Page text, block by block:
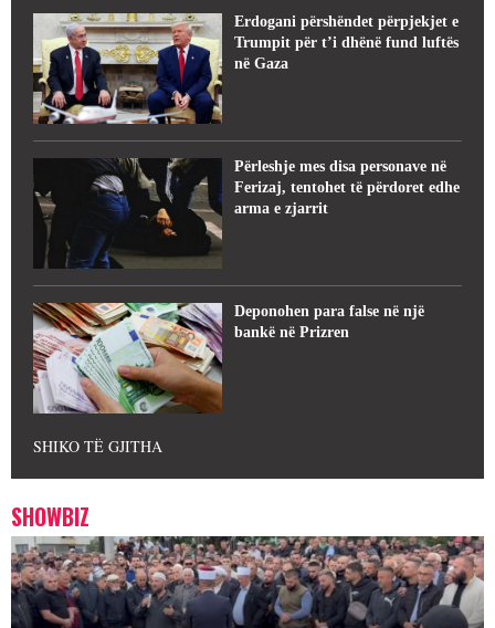
Erdogani përshëndet përpjekjet e
Trumpit për t’i dhënë fund luftës
në Gaza
Përleshje mes disa personave në
Ferizaj, tentohet të përdoret edhe
arma e zjarrit
Deponohen para false në një
bankë në Prizren
SHIKO TË GJITHA
SHOWBIZ